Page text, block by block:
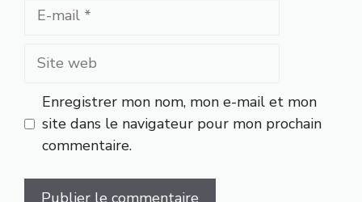
Site
Enregistrer mon nom, mon e-mail et mon
site dans le navigateur pour mon prochain
commentaire.